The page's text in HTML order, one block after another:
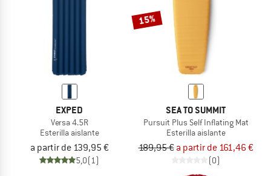
EXPED
Versa 4.5R
Esterilla aislante
a partir de 139,95 €
5,0(1)
15%
SEA TO SUMMIT
Pursuit Plus Self Inflating Mat
Esterilla aislante
189,95 € a partir de 161,46 €
(0)